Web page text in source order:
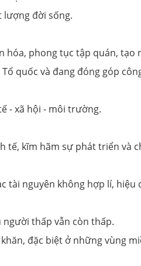
lượng đời sống.
hóa, phong tục tập quán,
quốc và đang đóng góp
- xã hội - môi trường.
kĩm hãm sự phát triển và
tài nguyên không hợp lí, hiệu
người thấp vẫn còn thấp.
đặc biệt ở những vùng